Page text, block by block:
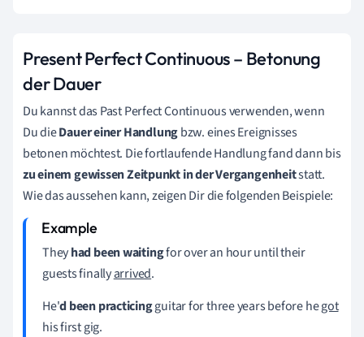
Present Perfect Continuous – Betonung
der Dauer
Du kannst das Past Perfect Continuous verwenden, wenn
Du dieDauer einer Handlungbzw. eines Ereignisses
betonen möchtest. Die fortlaufende Handlung fand dann bis
zu einem gewissen Zeitpunkt in der Vergangenheitstatt.
Wie das aussehen kann, zeigen Dir die folgenden Beispiele:
Theyhad been waitingfor over an hour until their
guests finallyarrived.
He'd been practicingguitar for three years before hegot
his first gig.